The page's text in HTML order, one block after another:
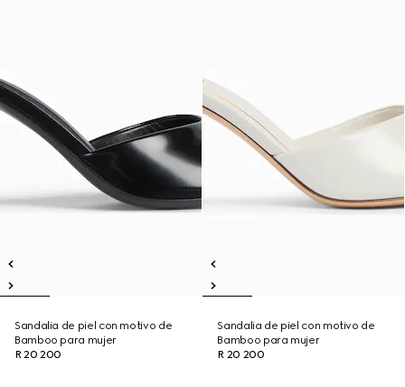
Sandalia de piel con motivo de
Bamboo para mujer
R 20 200
Sandalia de piel con motivo de
Bamboo para mujer
R 20 200